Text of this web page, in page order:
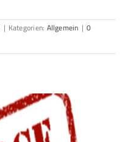
| Kategorien: Allgemein | 0